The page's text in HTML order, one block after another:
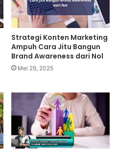
Strategi Konten Marketing
Ampuh Cara Jitu Bangun
Brand Awareness dari Nol
Mei 29, 2025